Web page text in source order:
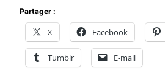
Partager :
X Facebook
Tumblr E-mail